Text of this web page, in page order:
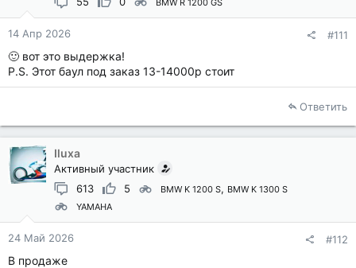
BMW R 1200 GS
14 Апр 2026 #111
🙂 вот это выдержка!
P.S. Этот баул под заказ 13-14000р стоит
Ответить
Iluxa
Активный участник
613
5 BMW K 1200 S
BMW K 1300 S
YAMAHA
24 Май 2026 #112
В продаже